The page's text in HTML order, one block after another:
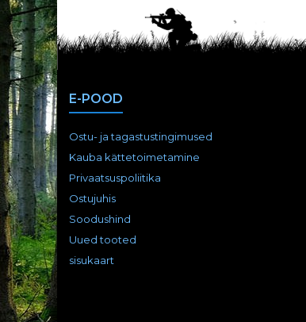
E-POOD
Ostu- ja tagastustingimused
Kauba kättetoimetamine
Privaatsuspoliitika
Ostujuhis
Soodushind
Uued tooted
sisukaart